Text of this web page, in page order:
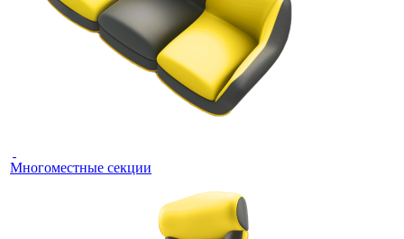
Многоместные секции